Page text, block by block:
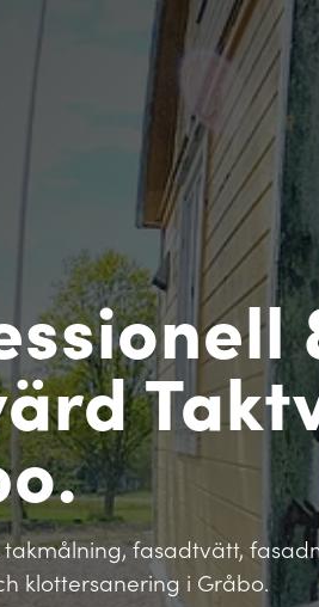
fasadtvätt,
klottersanering i Gråbo.